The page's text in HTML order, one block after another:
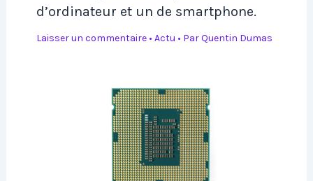
d’ordinateur et un de smartphone.
Laisser un commentaire • Actu • ParQuentin Dumas